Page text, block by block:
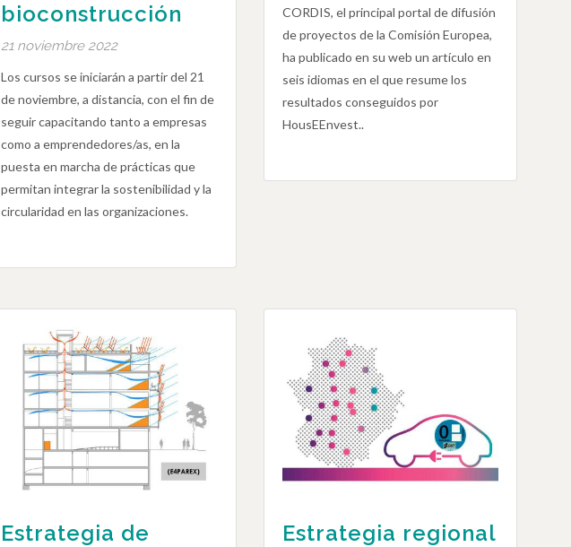
bioconstrucción
21 noviembre 2022
Los cursos se iniciarán a partir del 21
de noviembre, a distancia, con el fin de
seguir capacitando tanto a empresas
como a emprendedores/as, en la
puesta en marcha de prácticas que
permitan integrar la sostenibilidad y la
circularidad en las organizaciones.
CORDIS, el principal portal de difusión
de proyectos de la Comisión Europea,
ha publicado en su web un artículo en
seis idiomas en el que resume los
resultados conseguidos por
HousEEnvest..
Estrategia de
Estrategia regional